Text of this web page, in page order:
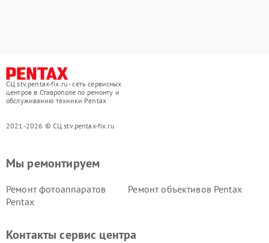
СЦ stv.pentax-fix.ru - сеть сервисных
центров в Ставрополе по ремонту и
обслуживанию техники Pentax
2021-2026 © СЦ stv.pentax-fix.ru
Мы ремонтируем
Ремонт фотоаппаратов
Pentax
Ремонт объективов Pentax
Контакты сервис центра